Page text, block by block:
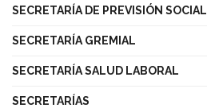
SECRETARÍA DE PREVISIÓN SOCIAL
SECRETARÍA GREMIAL
SECRETARÍA SALUD LABORAL
SECRETARÍAS